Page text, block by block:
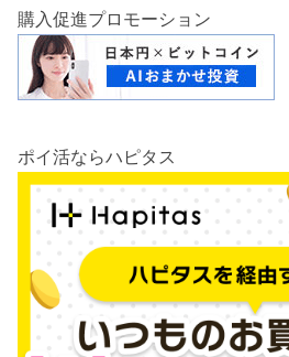
購入促進プロモーション
ポイ活ならハピタス